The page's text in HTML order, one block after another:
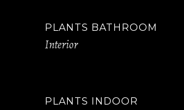
PLANTS BATHROOM
Interior
PLANTS INDOOR